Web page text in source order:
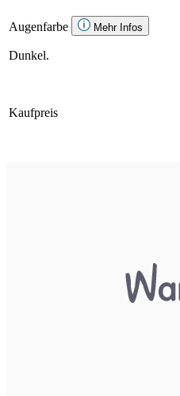
Augenfarbe Mehr Infos
Dunkel.
Kaufpreis